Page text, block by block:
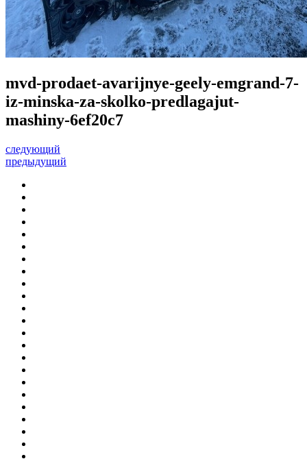
mvd-prodaet-avarijnye-geely-emgrand-7-
iz-minska-za-skolko-predlagajut-
mashiny-6ef20c7
следующий
предыдущий